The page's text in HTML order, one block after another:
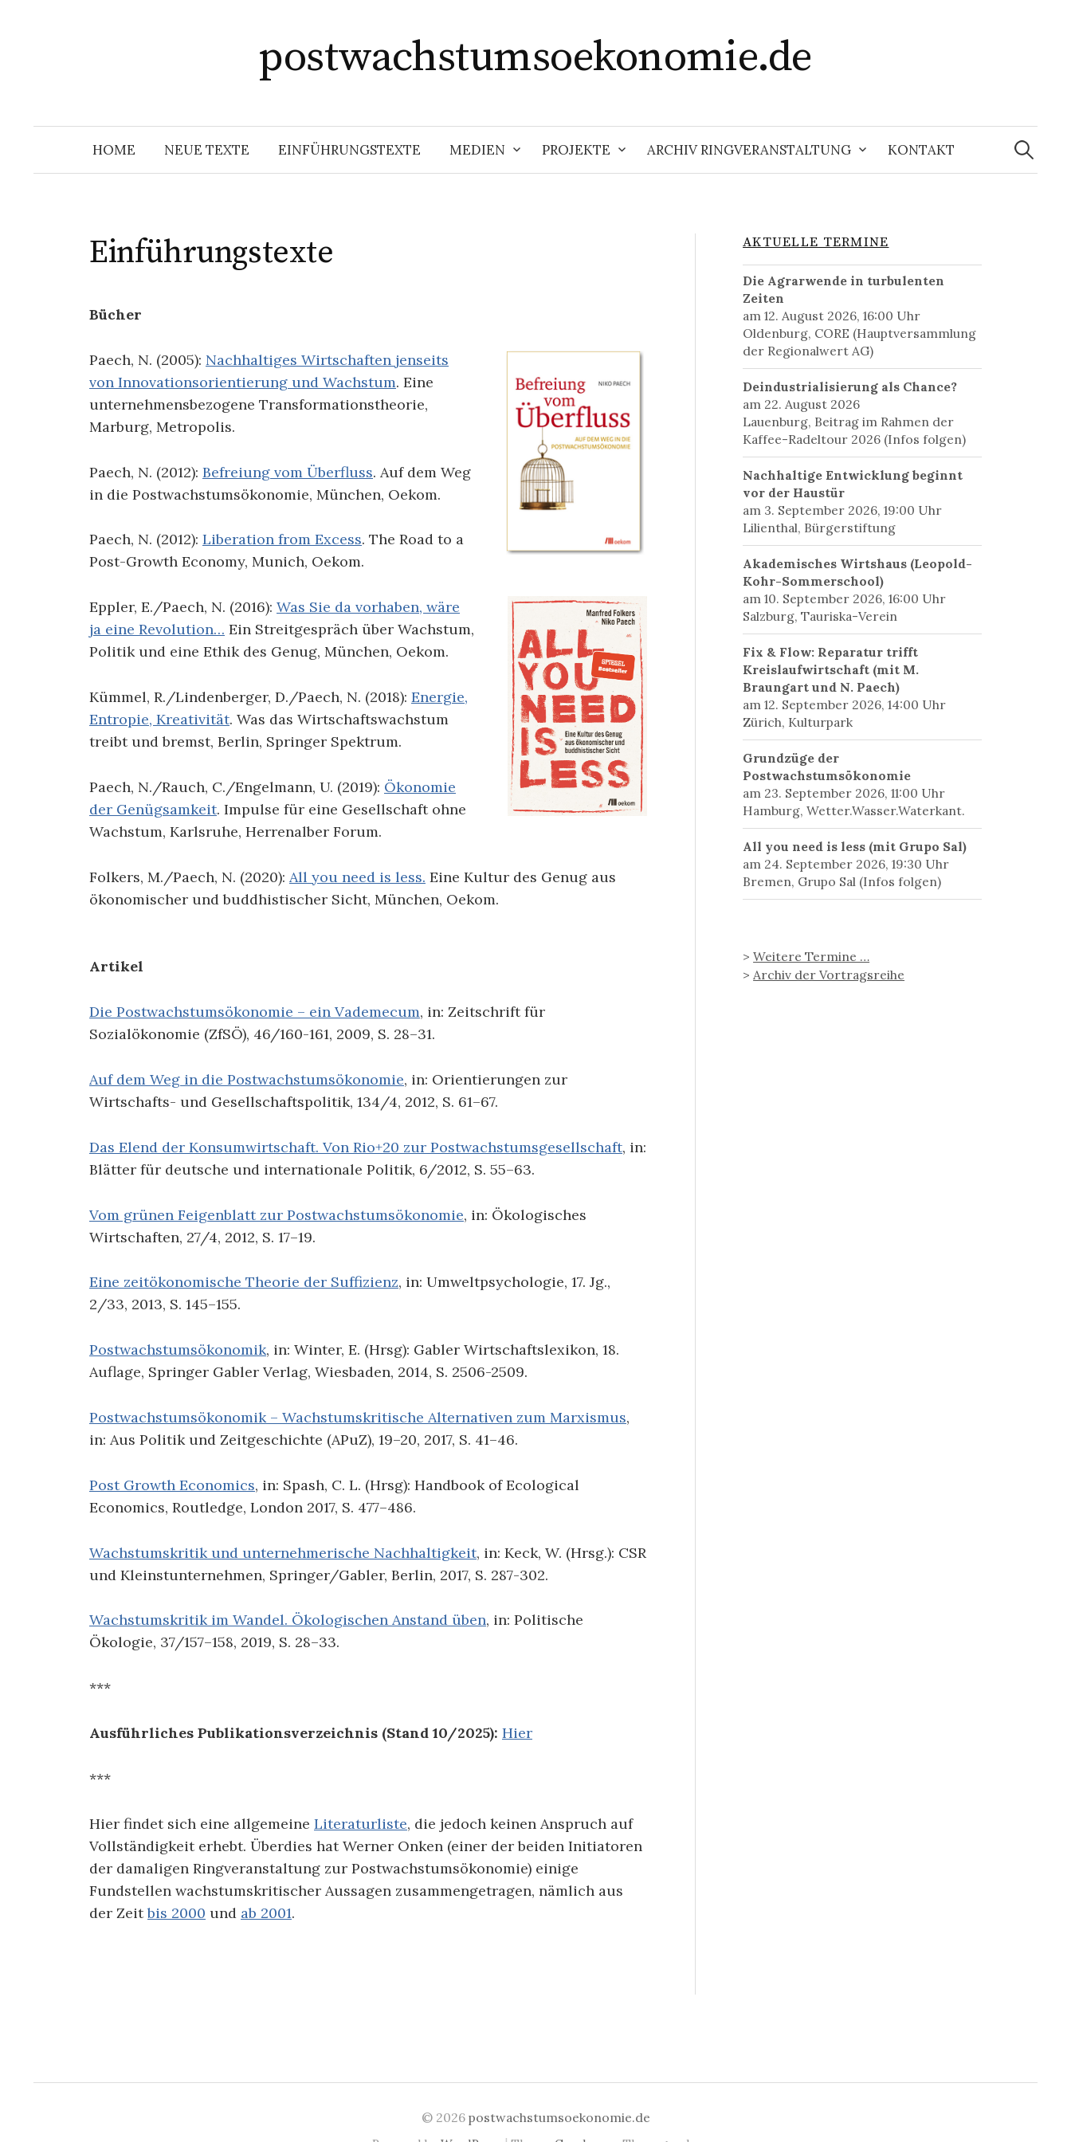
postwachstumsoekonomie.de
HOME NEUE TEXTE EINFÜHRUNGSTEXTE MEDIEN PROJEKTE ARCHIV RINGVERANSTALTUNG KONTAKT
Suchen
nach:
Einführungstexte
Bücher
Paech, N. (2005): Nachhaltiges Wirtschaften jenseits
von Innovations­orientierung und Wachstum. Eine
unternehmens­bezogene Transformations­theorie,
Marburg, Metropolis.
Paech, N. (2012): Befreiung vom Überfluss. Auf dem Weg
in die Postwachstums­ökonomie, München, Oekom.
Paech, N. (2012): Liberation from Excess. The Road to a
Post-Growth Economy, Munich, Oekom.
Eppler, E./Paech, N. (2016): Was Sie da vorhaben, wäre
ja eine Revolution… Ein Streit­gespräch über Wachstum,
Politik und eine Ethik des Genug, München, Oekom.
Kümmel, R./Lindenberger, D./Paech, N. (2018): Energie,
Entropie, Kreativität. Was das Wirtschafts­wachstum
treibt und bremst, Berlin, Springer Spektrum.
Paech, N./Rauch, C./Engelmann, U. (2019): Ökonomie
der Genügsamkeit. Impulse für eine Gesellschaft ohne
Wachstum, Karlsruhe, Herrenalber Forum.
Folkers, M./Paech, N. (2020): All you need is less. Eine Kultur des Genug aus
ökonomischer und buddhistischer Sicht, München, Oekom.
Artikel
Die Postwachstumsökonomie – ein Vademecum, in: Zeitschrift für
Sozialökonomie (ZfSÖ), 46/160-161, 2009, S. 28–31.
Auf dem Weg in die Postwachstumsökonomie, in: Orientierungen zur
Wirtschafts- und Gesellschaftspolitik, 134/4, 2012, S. 61–67.
Das Elend der Konsumwirtschaft. Von Rio+20 zur Postwachstumsgesellschaft, in:
Blätter für deutsche und internationale Politik, 6/2012, S. 55–63.
Vom grünen Feigenblatt zur Postwachstums­ökonomie, in: Ökologisches
Wirtschaften, 27/4, 2012, S. 17–19.
Eine zeitökonomische Theorie der Suffizienz, in: Umweltpsychologie, 17. Jg.,
2/33, 2013, S. 145–155.
Postwachstumsökonomik, in: Winter, E. (Hrsg): Gabler Wirtschaftslexikon, 18.
Auflage, Springer Gabler Verlag, Wiesbaden, 2014, S. 2506-2509.
Postwachstumsökonomik – Wachstumskritische Alternativen zum Marxismus,
in: Aus Politik und Zeitgeschichte (APuZ), 19–20, 2017, S. 41–46.
Post Growth Economics, in: Spash, C. L. (Hrsg): Handbook of Ecological
Economics, Routledge, London 2017, S. 477–486.
Wachstumskritik und unternehmerische Nachhaltigkeit, in: Keck, W. (Hrsg.): CSR
und Kleinstunternehmen, Springer/Gabler, Berlin, 2017, S. 287-302.
Wachstumskritik im Wandel. Ökologischen Anstand üben, in: Politische
Ökologie, 37/157–158, 2019, S. 28–33.
***
Ausführliches Publikationsverzeichnis (Stand 10/2025): Hier
***
Hier findet sich eine allgemeine Literaturliste, die jedoch keinen Anspruch auf
Vollständigkeit erhebt. Überdies hat Werner Onken (einer der beiden Initiatoren
der damaligen Ringveranstaltung zur Postwachstumsökonomie) einige
Fundstellen wachstumskritischer Aussagen zusammengetragen, nämlich aus
der Zeitbis 2000 und ab 2001.
AKTUELLE TERMINE
Die Agrarwende in turbulenten
Zeiten
am 12. August 2026, 16:00 Uhr
Oldenburg, CORE (Hauptversammlung
der Regionalwert AG)
Deindustrialisierung als Chance?
am 22. August 2026
Lauenburg, Beitrag im Rahmen der
Kaffee-Radeltour 2026 (Infos folgen)
Nachhaltige Entwicklung beginnt
vor der Haustür
am 3. September 2026, 19:00 Uhr
Lilienthal, Bürgerstiftung
Akademisches Wirtshaus (Leopold-
Kohr-Sommerschool)
am 10. September 2026, 16:00 Uhr
Salzburg, Tauriska-Verein
Fix & Flow: Reparatur trifft
Kreislaufwirtschaft (mit M.
Braungart und N. Paech)
am 12. September 2026, 14:00 Uhr
Zürich, Kulturpark
Grundzüge der
Postwachstumsökonomie
am 23. September 2026, 11:00 Uhr
Hamburg, Wetter.Wasser.Waterkant.
All you need is less (mit Grupo Sal)
am 24. September 2026, 19:30 Uhr
Bremen, Grupo Sal (Infos folgen)
>Weitere Termine …
>Archiv der Vortragsreihe
© 2026 postwachstumsoekonomie.de